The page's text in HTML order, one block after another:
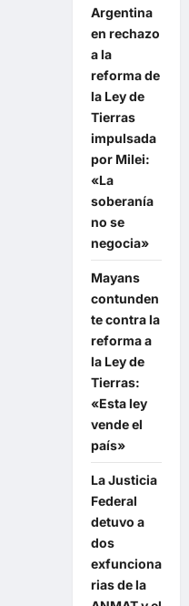
Argentina
en rechazo
a la
reforma de
la Ley de
Tierras
impulsada
por Milei:
«La
soberanía
no se
negocia»
Mayans
contunden
te contra la
reforma a
la Ley de
Tierras:
«Esta ley
vende el
país»
La Justicia
Federal
detuvo a
dos
exfunciona
rias de la